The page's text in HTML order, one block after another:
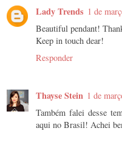
Lady Trends 1 de
Beautiful pendant!
Keep in touch dear!
Responder
Thayse Stein 1 de
Também falei desse
aqui no Brasil! Achei